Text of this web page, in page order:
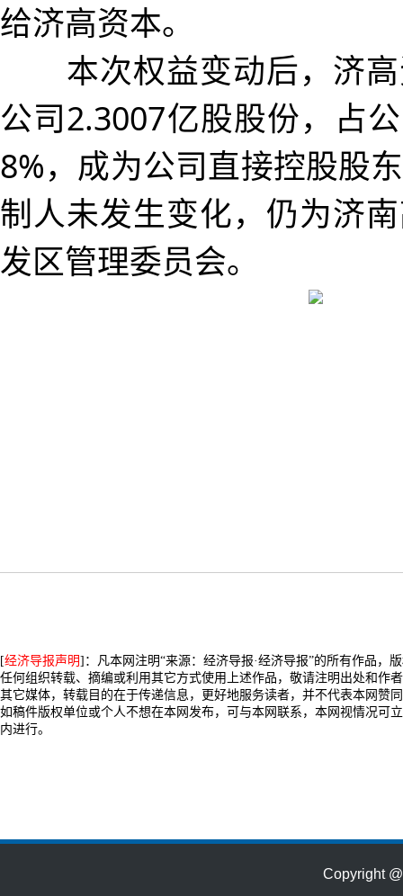
给济高资本。
本次权益变动后，济高
公司2.3007亿股股份，占
8%，成为公司直接控股股
制人未发生变化，仍为济
发区管理委员会。
[经济导报声明]：凡本网注明“来源：经济导报·经济导报”的所有作品，
任何组织转载、摘编或利用其它方式使用上述作品，敬请注明出处和作
其它媒体，转载目的在于传递信息，更好地服务读者，并不代表本网赞
如稿件版权单位或个人不想在本网发布，可与本网联系，本网视情况可
内进行。
Copyright